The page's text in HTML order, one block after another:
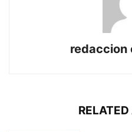
redaccion